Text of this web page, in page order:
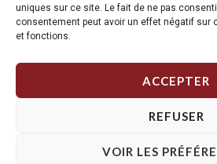
uniques sur ce site. Le fait de ne pas
consentement peut avoir un effet négatif sur
et fonctions.
ACCEPTER
REFUSER
VOIR LES
de motos
Copyright © 2026 Storm RC.